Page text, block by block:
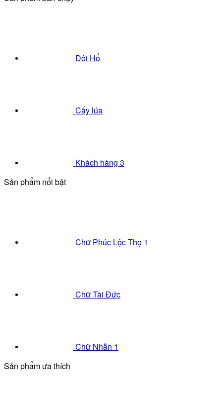
Đôi Hổ
Cấy lúa
Khách hàng 3
Sản phẩm nổi bật
Chữ Phúc Lộc Thọ 1
Chữ Tài Đức
Chữ Nhẫn 1
Sản phẩm ưa thích